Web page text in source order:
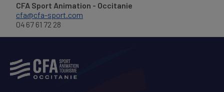
CFA Sport Animation - Occitanie
cfa@cfa-sport.com
04 67 61 72 28